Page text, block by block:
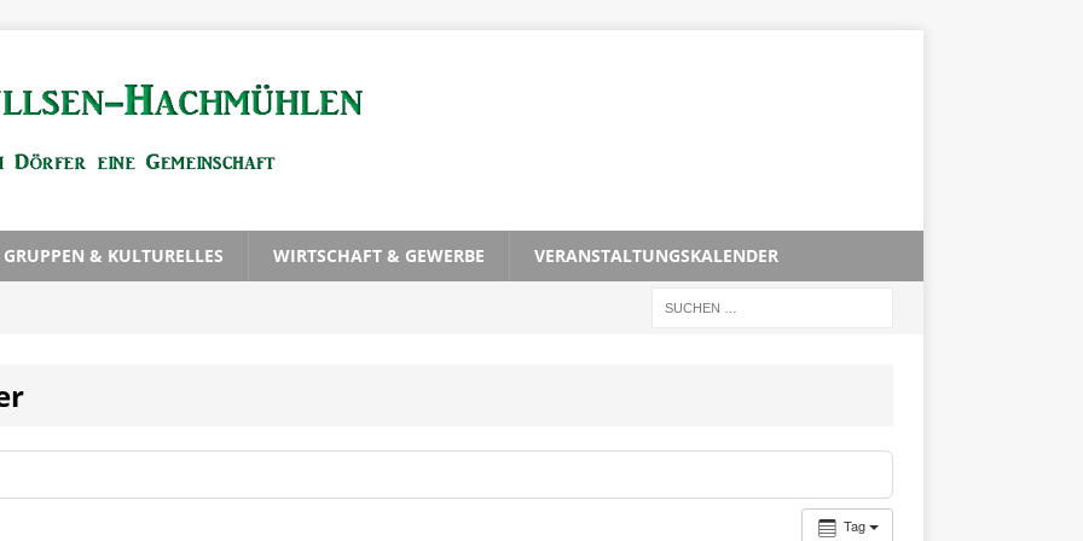
& KULTURELLES WIRTSCHAFT & GEWERBE VERANSTALTUNGSKALENDER
Tag